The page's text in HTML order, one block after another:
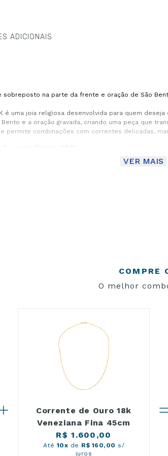
ADICIONAIS
sobreposto na parte da frente e oração de São
é uma joia religiosa desenvolvida para quem
e a oração gravada, criando uma peça que
permite combinações com correntes delicadas,
mais conhecidos da tradição cristã.
frequente para quem procura uma joia religiosa
em aniversários, batizados, crismas, primeira
esta peça em uma joia que une
VER MAIS
COMPRE
O melhor
Corrente de Ouro 18k
Veneziana Fina 45cm
R$ 1.600,00
Até 10x de R$ 160,00 s/
juros